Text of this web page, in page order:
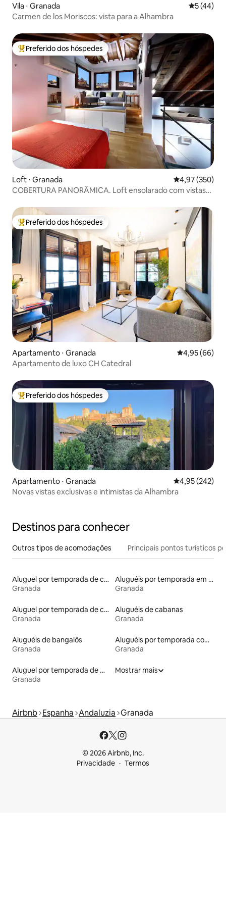
podréis apreciar cómo en unos meses
todo fue cogiendo forma hasta llegar a
Vila ⋅ Granada 5 de uma
5 (44)
Carmen de los Moriscos: vista para a Alhambra
Entre os melhores preferidos dos hóspedes
Preferido dos hóspedes
Loft ⋅ Granada 4,97 de uma
4,97 (350)
COBERTURA PANORÂMICA. Loft ensolarado com vistas
Entre os melhores preferidos dos hóspedes
Preferido dos hóspedes
Apartamento ⋅ Granada 4,95 de uma
4,95 (66)
Apartamento de luxo CH Catedral
Entre os melhores preferidos dos hóspedes
Preferido dos hóspedes
Apartamento ⋅ Granada 4,95 de uma
4,95 (242)
Novas vistas exclusivas e intimistas da Alhambra
Destinos para conhecer
Outros tipos de acomodações Principais pontos turísticos
Aluguel por temporada de casas na terra
Granada
Aluguéis por temporada em albergue
Granada
Aluguel por temporada de casas de hóspedes
Granada
Aluguéis de cabanas
Granada
Aluguéis de bangalôs
Granada
Aluguéis por temporada com caiaque
Granada
Aluguel por temporada de microcasas
Granada
Mostrar mais
Airbnb Espanha Andaluzia Granada
© 2026 Airbnb, Inc.
Privacidade
Termos